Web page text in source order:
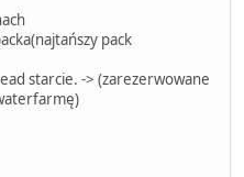
pack
starcie. -> (zarezerwowane